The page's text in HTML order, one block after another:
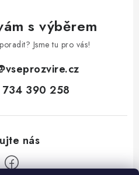
s výběrem
Jsme tu pro vás!
vseprozvire.cz
390 258